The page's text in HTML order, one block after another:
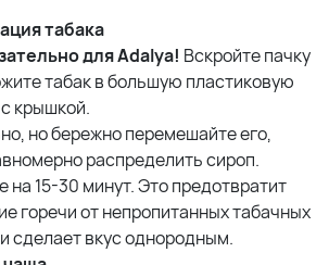
табака
для Adalya! Вскройте пачку
табак в большую пластиковую
крышкой.
но бережно перемешайте его,
распределить сироп.
на 15-30 минут. Это предотвратит
горечи от непропитанных табачных
сделает вкус однородным.